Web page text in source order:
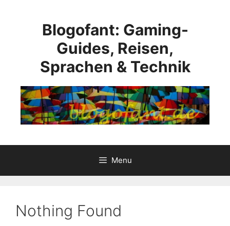
Blogofant: Gaming-
Guides, Reisen,
Sprachen & Technik
Menu
Nothing Found